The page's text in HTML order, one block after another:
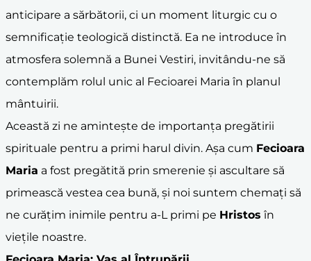
anticipare a sărbătorii, ci un moment liturgic cu o
semnificație teologică distinctă. Ea ne introduce în
atmosfera solemnă a Bunei Vestiri, invitându-ne să
contemplăm rolul unic al Fecioarei Maria în planul
mântuirii.
Această zi ne amintește de importanța pregătirii
spirituale pentru a primi harul divin. Așa cum Fecioara
Maria a fost pregătită prin smerenie și ascultare să
primească vestea cea bună, și noi suntem chemați să
ne curățim inimile pentru a-L primi pe Hristos în
viețile noastre.